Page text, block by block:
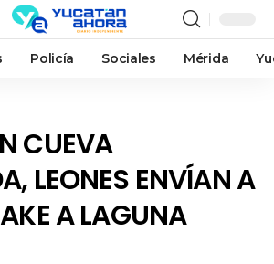
Policía Sociales Mérida
CUEVA
LEONES ENVÍAN A
A LAGUNA